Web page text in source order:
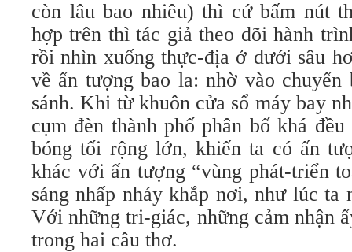
còn lâu bao nhiêu) thì cứ bấm nút
hợp trên thì tác giả theo dõi hành
rồi nhìn xuống thực-địa ở dưới sâu
về ấn tượng bao la: nhờ vào chuyến
sánh. Khi từ khuôn cửa sổ máy bay
cụm đèn thành phố phân bố khá
bóng tối rộng lớn, khiến ta có ấn
khác với ấn tượng “vùng phát-triển
sáng nhấp nháy khắp nơi, như lúc ta
Với những tri-giác, những cảm nhận
trong hai câu thơ.